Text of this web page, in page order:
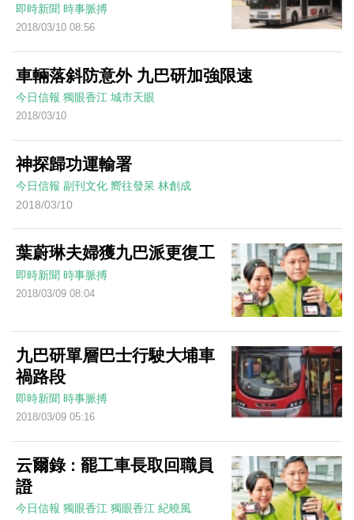
即時新聞 時事脈搏
2018/03/10 08:56
車輛落斜防意外 九巴研加強限速
今日信報 獨眼香江 城市天眼
2018/03/10
神探歸功運輸署
今日信報 副刊文化 嚮往發呆 林創成
2018/03/10
葉蔚琳夫婦獲九巴派更復工
即時新聞 時事脈搏
2018/03/09 08:04
九巴研單層巴士行駛大埔車
禍路段
即時新聞 時事脈搏
2018/03/09 05:16
云爾錄 : 罷工車長取回職員
證
今日信報 獨眼香江 獨眼香江 紀曉風